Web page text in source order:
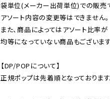
袋単位(メーカー出荷単位)での販売
アソート内容の変更等はできません。
また、商品によってはアソート比率が
均等になっていない商品もございます
【DP/POPについて】
正規ポップは先着順となっております